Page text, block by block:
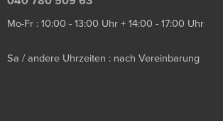
Mo-Fr : 10:00 - 13:00 Uhr + 14:00 - 17:00 Uhr
Sa / andere Uhrzeiten : nach Vereinbarung